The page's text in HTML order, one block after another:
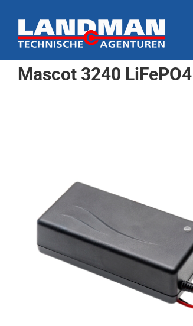
naar
inhoud
Mascot 3240 LiFePO4